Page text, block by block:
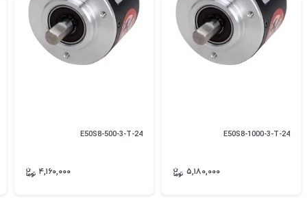
E50S8-1000-3-T-24
۵,۱۸۰,۰۰۰
E50S8-500-3-T-24
۴,۱۶۰,۰۰۰